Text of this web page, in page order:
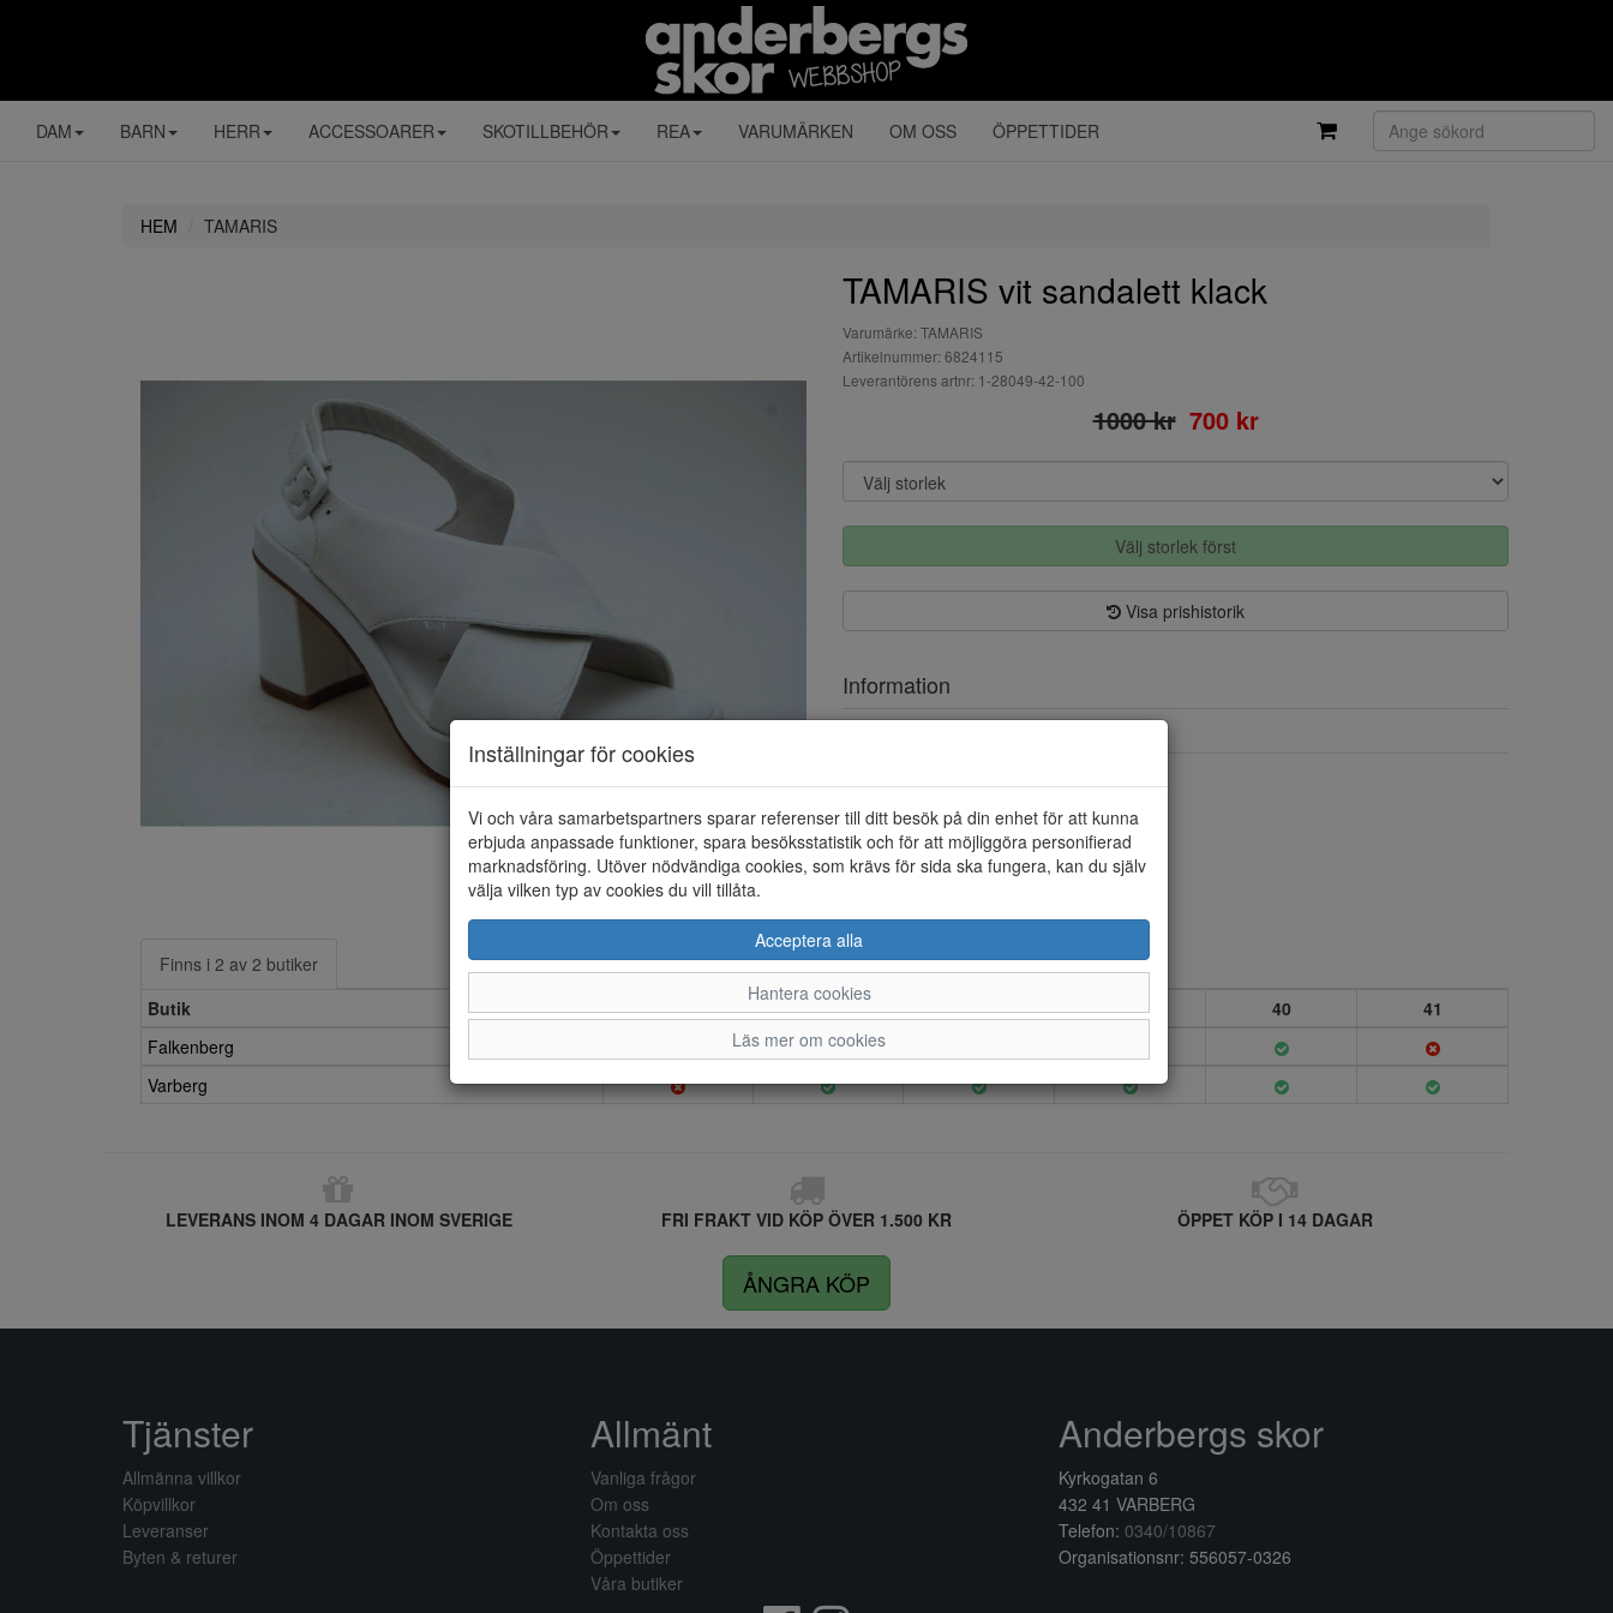
DAM BARN HERR ACCESSOARER SKOTILLBEHÖR REA VARUMÄRKEN OM OSS ÖPPETTIDER
HEM TAMARIS
TAMARIS vit sandalett klack
Varumärke: TAMARIS
Artikelnummer: 6824115
Leverantörens artnr: 1-28049-42-100
1000 kr 700 kr
Välj storlek först
Visa prishistorik
Information
Finns i 2 av 2 butiker
Butik
36 37 38 39 40
41
Falkenberg
Varberg
LEVERANS INOM 4 DAGAR INOM SVERIGE FRI FRAKT VID KÖP ÖVER 1.500 KR ÖPPET KÖP I 14 DAGAR
ÅNGRA KÖP
Inställningar för cookies
Vi och våra samarbetspartners sparar referenser till ditt besök på din enhet för att kunna
erbjuda anpassade funktioner, spara besöksstatistik och för att möjliggöra personifierad
marknadsföring. Utöver nödvändiga cookies, som krävs för sida ska fungera, kan du själv
välja vilken typ av cookies du vill tillåta.
Acceptera alla
Hantera cookies
Läs mer om cookies
Tjänster
Allmänna villkor
Köpvillkor
Leveranser
Byten & returer
Allmänt
Vanliga frågor
Om oss
Kontakta oss
Öppettider
Våra butiker
Anderbergs skor
Kyrkogatan 6
432 41 VARBERG
Telefon: 0340/10867
Organisationsnr: 556057-0326